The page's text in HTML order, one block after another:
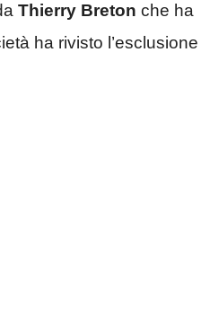
Thierry Breton che ha
ha rivisto l’esclusione